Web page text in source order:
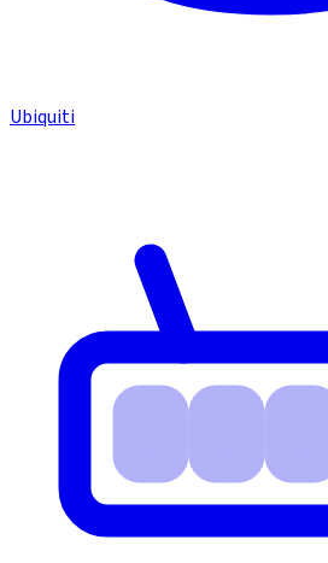
Ubiquiti